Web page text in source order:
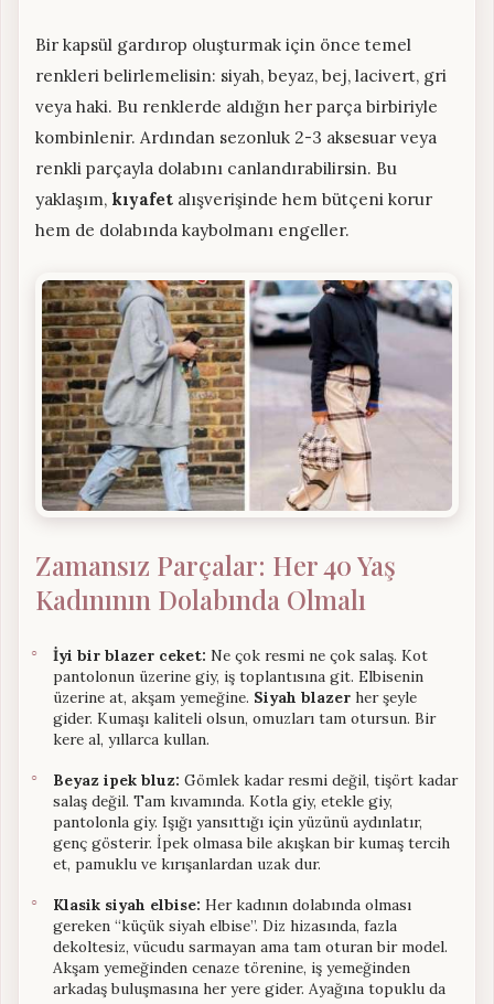
Bir kapsül gardırop oluşturmak için önce temel
renkleri belirlemelisin: siyah, beyaz, bej, lacivert, gri
veya haki. Bu renklerde aldığın her parça birbiriyle
kombinlenir. Ardından sezonluk 2-3 aksesuar veya
renkli parçayla dolabını canlandırabilirsin. Bu
yaklaşım, kıyafet alışverişinde hem bütçeni korur
hem de dolabında kaybolmanı engeller.
Zamansız Parçalar: Her 40 Yaş
Kadınının Dolabında Olmalı
İyi bir blazer ceket: Ne çok resmi ne çok salaş. Kot
pantolonun üzerine giy, iş toplantısına git. Elbisenin
üzerine at, akşam yemeğine. Siyah blazer her şeyle
gider. Kumaşı kaliteli olsun, omuzları tam otursun. Bir
kere al, yıllarca kullan.
Beyaz ipek bluz: Gömlek kadar resmi değil, tişört kadar
salaş değil. Tam kıvamında. Kotla giy, etekle giy,
pantolonla giy. Işığı yansıttığı için yüzünü aydınlatır,
genç gösterir. İpek olmasa bile akışkan bir kumaş tercih
et, pamuklu ve kırışanlardan uzak dur.
Klasik siyah elbise: Her kadının dolabında olması
gereken “küçük siyah elbise”. Diz hizasında, fazla
dekoltesiz, vücudu sarmayan ama tam oturan bir model.
Akşam yemeğinden cenaze törenine, iş yemeğinden
arkadaş buluşmasına her yere gider. Ayağına topuklu da